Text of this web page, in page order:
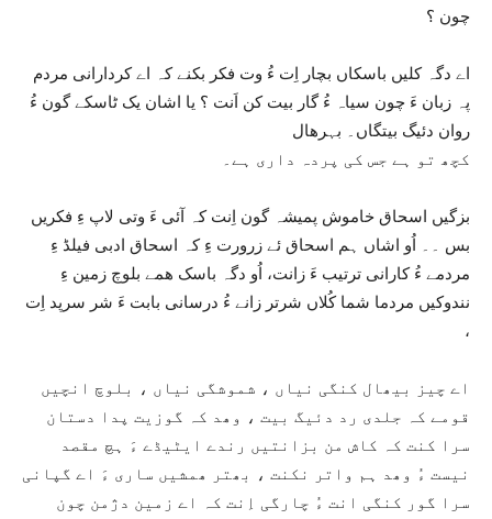
چون ؟
اے دگہ کلیں باسکاں بچار اِت ءُ وت فکر بکنے کہ اے کردارانی مردم
پہ زبان ءَ چون سیاہ ءُ گار بیت کن اَنت ؟ یا اشان یک ٹاسکے گون ءُ
روان دئیگ بیتگاں۔ بہرھال
کچھ تو ہے جس کی پردہ داری ہے۔
بزگیں اسحاق خاموش پمیشہ گون اِنت کہ آئی ءَ وتی لاپ ءِ فکریں
بس ۔۔ اُو اشاں ہم اسحاق ئے زرورت ءِ کہ اسحاق ادبی فیلڈ ءِ
مردمے ءُ کارانی ترتیب ءَ زانت، اُو دگہ باسک ھمے بلوچ زمین ءِ
نندوکیں مردما شما کُلاں شرتر زانے ءُ درسانی بابت ءَ شر سرپد اِت
،
اے چیز بیھال کنگی نیاں ، شموشگی نیاں ، بلوچ انچیں
قومے کہ جلدی رد دئیگ بیت ، وھد کہ گوزیت پدا دستان
سرا کنت کہ کاش من بزانتیں رندے ایٹیڈے ءَ ہچ مقصد
نیست ءُ وھد ہم واتر نکنت ، بھتر ھمشیں ساری ءَ اے گپانی
سرا گور کنگی انت ءُ چارگی اِنت کہ اے زمین دژمن چون